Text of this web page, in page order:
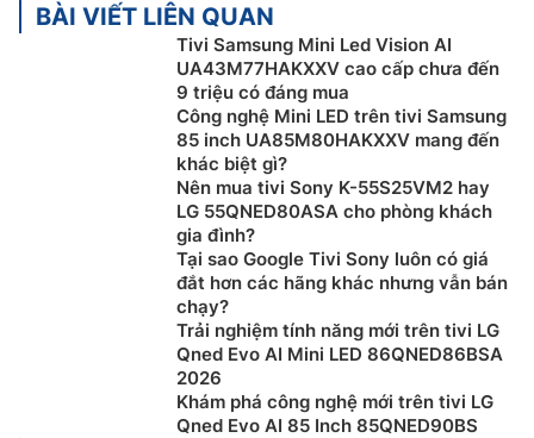
BÀI VIẾT LIÊN QUAN
Tivi Samsung Mini Led Vision AI
UA43M77HAKXXV cao cấp chưa đến
9 triệu có đáng mua
Công nghệ Mini LED trên tivi Samsung
85 inch UA85M80HAKXXV mang đến
khác biệt gì?
Nên mua tivi Sony K-55S25VM2 hay
LG 55QNED80ASA cho phòng khách
gia đình?
Tại sao Google Tivi Sony luôn có giá
đắt hơn các hãng khác nhưng vẫn bán
chạy?
Trải nghiệm tính năng mới trên tivi LG
Qned Evo AI Mini LED 86QNED86BSA
2026
Khám phá công nghệ mới trên tivi LG
Qned Evo AI 85 Inch 85QNED90BS